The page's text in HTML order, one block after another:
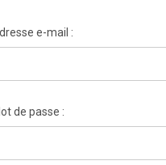
e-mail :
de passe :